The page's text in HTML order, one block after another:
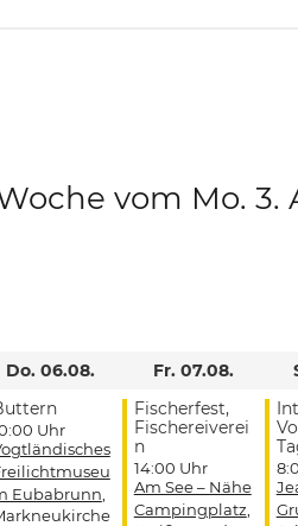
vom Mo. 3.
Do. 06.08.
Uhr
Eubabrunn
Fr. 07.08.
Fischerfest,
Fischereiverei
n
14:00 Uhr
Am See – Nähe
Campingplatz